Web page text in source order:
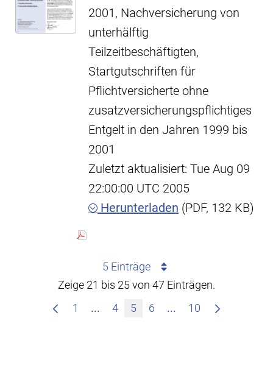
2001, Nachversicherung von
unterhälftig
Teilzeitbeschäftigten,
Startgutschriften für
Pflichtversicherte ohne
zusatzversicherungspflichtiges
Entgelt in den Jahren 1999 bis
2001
Zuletzt aktualisiert: Tue Aug 09
22:00:00 UTC 2005
Herunterladen (PDF, 132 KB)
5 Einträge
Zeige 21 bis 25 von 47 Einträgen.
1
... Zwischenseiten Navigieren mit
4 5 6 ... Zwischenseiten
10